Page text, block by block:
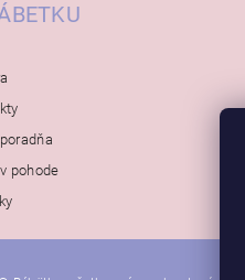
pohode